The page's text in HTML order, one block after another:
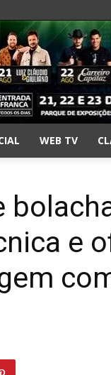
WEB TV
e